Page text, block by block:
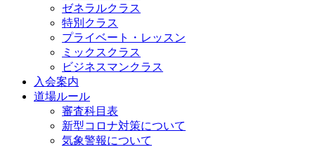
ゼネラルクラス
特別クラス
プライベート・レッスン
ミックスクラス
ビジネスマンクラス
入会案内
道場ルール
審査科目表
新型コロナ対策について
気象警報について